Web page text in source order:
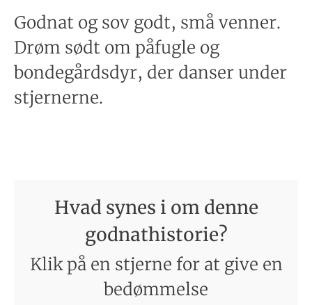
Godnat og sov godt, små venner.
Drøm sødt om påfugle og
bondegårdsdyr, der danser under
stjernerne.
Hvad synes i om denne
godnathistorie?
Klik på en stjerne for at give en
bedømmelse